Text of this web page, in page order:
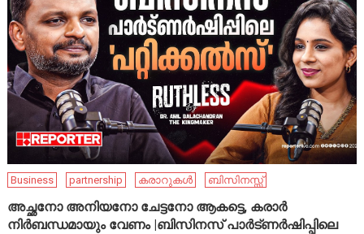
Business partnership കരാറുകൾ ബിസിനസ്സ്
അച്ഛനോ അനിയനോ ചേട്ടനോ ആകട്ടെ, കരാർ
നിർബന്ധമായും വേണം |ബിസിനസ് പാർട്ണർഷിപ്പിലെ